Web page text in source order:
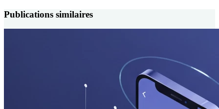
Publications similaires